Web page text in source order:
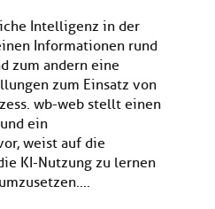
Intelligenz in der
Informationen rund
zum andern eine
zum Einsatz von
wb-web stellt einen
ein
weist auf die
KI-Nutzung zu lernen